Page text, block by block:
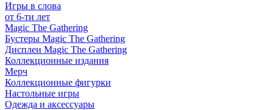
Игры в слова
от 6-ти лет
Magic The Gathering
Бустеры Magic The Gathering
Дисплеи Magic The Gathering
Коллекционные издания
Мерч
Коллекционные фигурки
Настольные игры
Одежда и аксессуары